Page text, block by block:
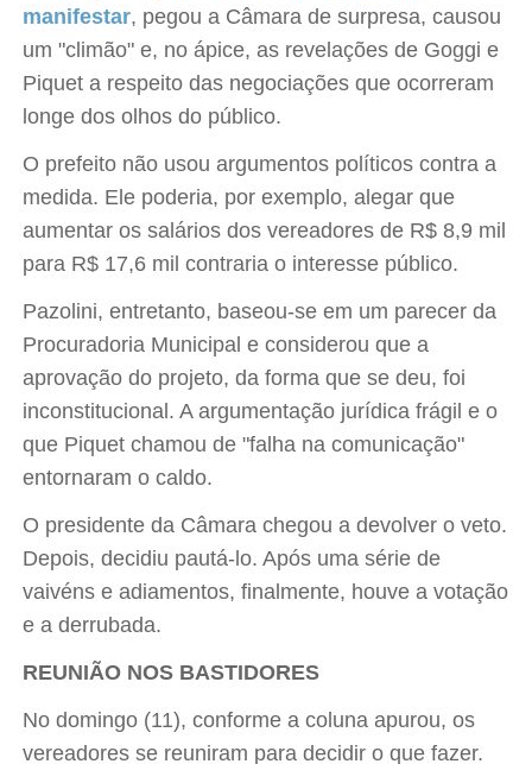
manifestar, pegou a Câmara de surpresa, causou
um "climão" e, no ápice, as revelações de Goggi e
Piquet a respeito das negociações que ocorreram
longe dos olhos do público.
O prefeito não usou argumentos políticos contra a
medida. Ele poderia, por exemplo, alegar que
aumentar os salários dos vereadores de R$ 8,9 mil
para R$ 17,6 mil contraria o interesse público.
Pazolini, entretanto, baseou-se em um parecer da
Procuradoria Municipal e considerou que a
aprovação do projeto, da forma que se deu, foi
inconstitucional. A argumentação jurídica frágil e o
que Piquet chamou de "falha na comunicação"
entornaram o caldo.
O presidente da Câmara chegou a devolver o veto.
Depois, decidiu pautá-lo. Após uma série de
vaivéns e adiamentos, finalmente, houve a votação
e a derrubada.
REUNIÃO NOS BASTIDORES
No domingo (11), conforme a coluna apurou, os
vereadores se reuniram para decidir o que fazer.